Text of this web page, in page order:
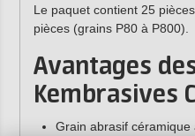
Le paquet contient 25
pièces (grains P80 à P800).
Avantages
Kembrasives
Grain abrasif céramique